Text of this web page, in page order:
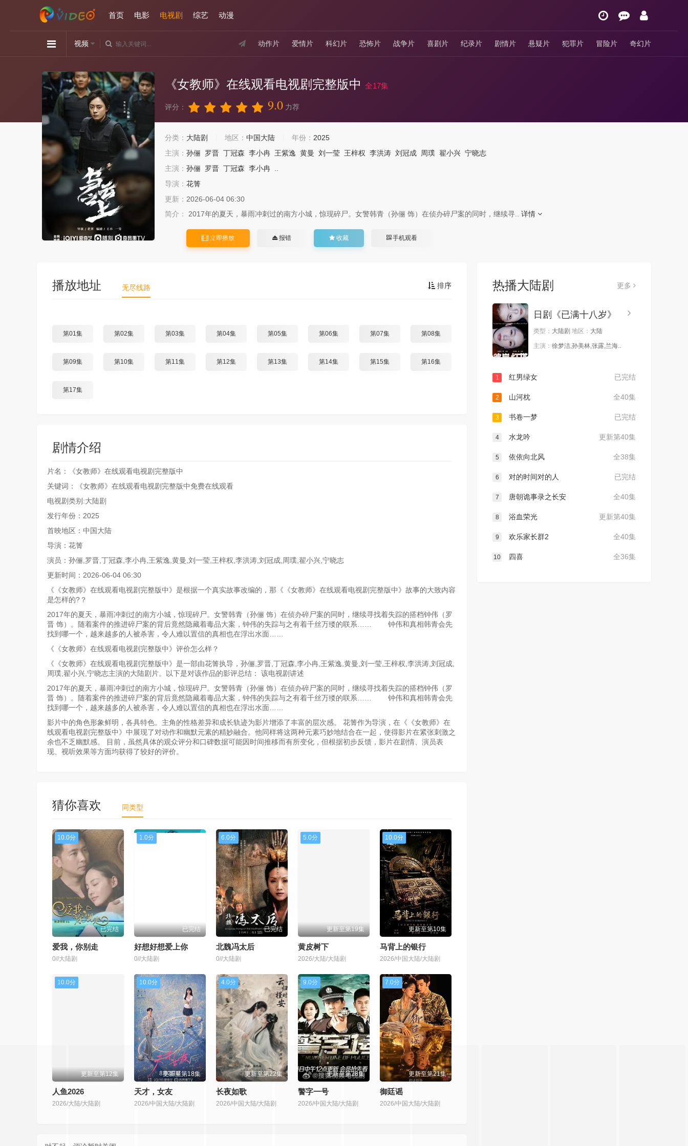
首页 电影 电视剧 综艺 动漫
动作片 爱情片 科幻片 恐怖片 战争片 喜剧片 纪录片 剧情片 悬疑片 犯罪片 冒险片 奇幻片
视频
《女教师》在线观看电视剧完整版中 全17集
评分： 9.0 力荐
分类： 大陆剧 地区： 中国大陆 年份： 2025
主演： 孙俪 罗晋 丁冠森 李小冉 王紫逸 黄曼 刘一莹 王梓权 李洪涛 刘冠成 周璞 翟小兴 宁晓志
主演： 孙俪 罗晋 丁冠森 李小冉
导演： 花箐
更新： 2026-06-04 06:30
简介：
2017年的夏天，暴雨冲刺过的南方小城，惊现碎尸。女警韩青（孙俪 饰）在侦办碎尸案的同时，继续寻.. 详情
立即播放 报错 收藏 手机观看
排序
播放地址 无尽线路
第01集 第02集 第03集 第04集 第05集 第06集 第07集 第08集
第09集 第10集 第11集 第12集 第13集 第14集 第15集 第16集
第17集
剧情介绍
片名：《女教师》在线观看电视剧完整版中
关键词：《女教师》在线观看电视剧完整版中免费在线观看
电视剧类别:大陆剧
发行年份：2025
首映地区：中国大陆
导演：花箐
演员：孙俪,罗晋,丁冠森,李小冉,王紫逸,黄曼,刘一莹,王梓权,李洪涛,刘冠成,周璞,翟小兴,宁晓志
更新时间：2026-06-04 06:30
《《女教师》在线观看电视剧完整版中》是根据一个真实故事改编的，那《《女教师》在线观看电视剧完整版中》故事的大致内容
是怎样的?？
2017年的夏天，暴雨冲刺过的南方小城，惊现碎尸。女警韩青（孙俪 饰）在侦办碎尸案的同时，继续寻找着失踪的搭档钟伟（罗
晋 饰）。随着案件的推进碎尸案的背后竟然隐藏着毒品大案，钟伟的失踪与之有着千丝万缕的联系…… 钟伟和真相韩青会先
找到哪一个，越来越多的人被杀害，令人难以置信的真相也在浮出水面……
《《女教师》在线观看电视剧完整版中》评价怎么样？
《《女教师》在线观看电视剧完整版中》是一部由花箐执导，孙俪,罗晋,丁冠森,李小冉,王紫逸,黄曼,刘一莹,王梓权,李洪涛,刘冠成,
周璞,翟小兴,宁晓志主演的大陆剧片。以下是对该作品的影评总结： 该电视剧讲述
2017年的夏天，暴雨冲刺过的南方小城，惊现碎尸。女警韩青（孙俪 饰）在侦办碎尸案的同时，继续寻找着失踪的搭档钟伟（罗
晋 饰）。随着案件的推进碎尸案的背后竟然隐藏着毒品大案，钟伟的失踪与之有着千丝万缕的联系…… 钟伟和真相韩青会先
找到哪一个，越来越多的人被杀害，令人难以置信的真相也在浮出水面……
影片中的角色形象鲜明，各具特色。主角的性格差异和成长轨迹为影片增添了丰富的层次感。 花箐作为导演，在《《女教师》在
线观看电视剧完整版中》中展现了对动作和幽默元素的精妙融合。他同样将这两种元素巧妙地结合在一起，使得影片在紧张刺激之
余也不乏幽默感。 目前，虽然具体的观众评分和口碑数据可能因时间推移而有所变化，但根据初步反馈，影片在剧情、演员表
现、视听效果等方面均获得了较好的评价。
猜你喜欢 同类型
10.0分
已完结
爱我，你别走
0//大陆剧
1.0分
已完结
好想好想爱上你
0//大陆剧
6.0分
已完结
北魏冯太后
0//大陆剧
5.0分
更新至第19集
黄皮树下
2026/大陆/大陆剧
10.0分
更新至第10集
马背上的银行
2026/中国大陆/大陆剧
10.0分
更新至第12集
人鱼2026
2026/大陆/大陆剧
10.0分
更新至第18集
天才，女友
2026/中国大陆/大陆剧
4.0分
更新至第22集
长夜如歌
2026/中国大陆/大陆剧
9.0分
更新至第28集
警字一号
2026/中国大陆/大陆剧
7.0分
更新至第21集
御廷谣
2026/中国大陆/大陆剧
热播大陆剧 更多
日剧《已满十八岁》
类型： 大陆剧 地区： 大陆
主演： 徐梦洁,孙美林,张露,兰海..
已完结
1 红男绿女
全40集
2 山河枕
已完结
3 书卷一梦
更新第40集
4 水龙吟
全38集
5 依依向北风
已完结
6 对的时间对的人
全40集
7 唐朝诡事录之长安
更新第40集
8 浴血荣光
全40集
9 欢乐家长群2
全36集
10 四喜